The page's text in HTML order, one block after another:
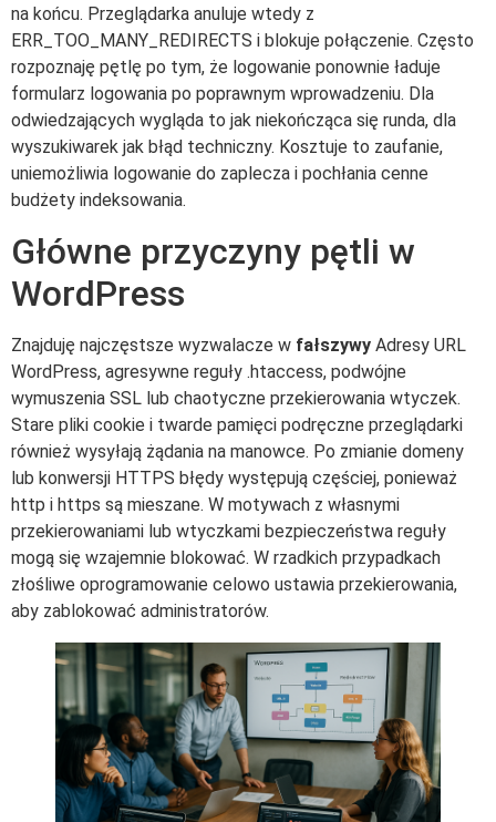
na końcu. Przeglądarka anuluje wtedy z
ERR_TOO_MANY_REDIRECTS i blokuje połączenie. Często
rozpoznaję pętlę po tym, że logowanie ponownie ładuje
formularz logowania po poprawnym wprowadzeniu. Dla
odwiedzających wygląda to jak niekończąca się runda, dla
wyszukiwarek jak błąd techniczny. Kosztuje to zaufanie,
uniemożliwia logowanie do zaplecza i pochłania cenne
budżety indeksowania.
Główne przyczyny pętli w
WordPress
Znajduję najczęstsze wyzwalacze w fałszywy Adresy URL
WordPress, agresywne reguły .htaccess, podwójne
wymuszenia SSL lub chaotyczne przekierowania wtyczek.
Stare pliki cookie i twarde pamięci podręczne przeglądarki
również wysyłają żądania na manowce. Po zmianie domeny
lub konwersji HTTPS błędy występują częściej, ponieważ
http i https są mieszane. W motywach z własnymi
przekierowaniami lub wtyczkami bezpieczeństwa reguły
mogą się wzajemnie blokować. W rzadkich przypadkach
złośliwe oprogramowanie celowo ustawia przekierowania,
aby zablokować administratorów.